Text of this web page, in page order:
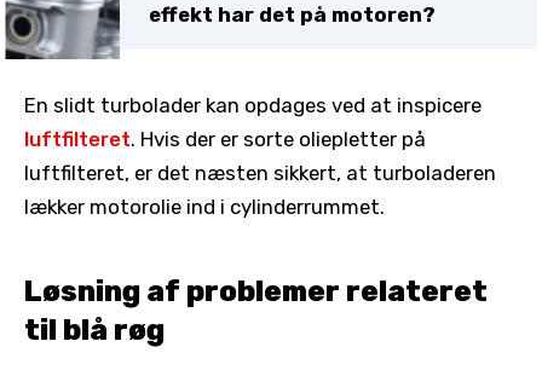
effekt har det på motoren?
En slidt turbolader kan opdages ved at inspicere
luftfilteret. Hvis der er sorte oliepletter på
luftfilteret, er det næsten sikkert, at turboladeren
lækker motorolie ind i cylinderrummet.
Løsning af problemer relateret
til blå røg